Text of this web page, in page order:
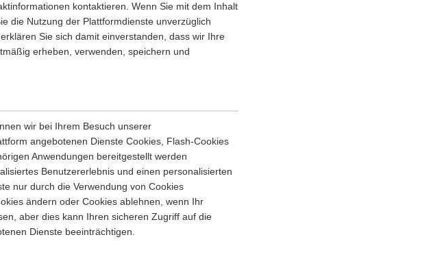
kontaktieren. Wenn Sie mit dem Inhalt
die Nutzung der Plattformdienste unverzüglich
Sie sich damit einverstanden, dass wir Ihre
erheben, verwenden, speichern und
wir bei Ihrem Besuch unserer
angebotenen Dienste Cookies, Flash-Cookies
Anwendungen bereitgestellt werden
Benutzererlebnis und einen personalisierten
nur durch die Verwendung von Cookies
ändern oder Cookies ablehnen, wenn Ihr
aber dies kann Ihren sicheren Zugriff auf die
Dienste beeinträchtigen.